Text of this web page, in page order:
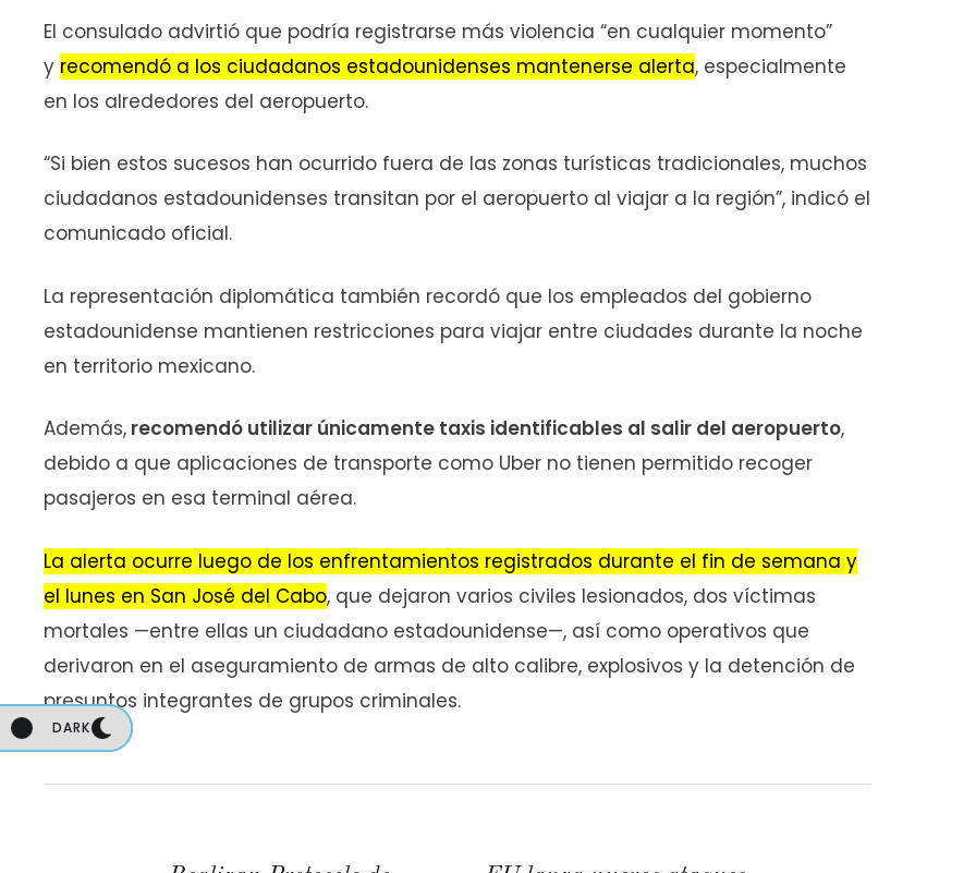
DARK
DARK
El consulado advirtió que podría registrarse más violencia “en cualquier momento”
y recomendó a los ciudadanos estadounidenses mantenerse alerta, especialmente
en los alrededores del aeropuerto.
“Si bien estos sucesos han ocurrido fuera de las zonas turísticas tradicionales, muchos
ciudadanos estadounidenses transitan por el aeropuerto al viajar a la región”, indicó el
comunicado oficial.
La representación diplomática también recordó que los empleados del gobierno
estadounidense mantienen restricciones para viajar entre ciudades durante la noche
en territorio mexicano.
Además, recomendó utilizar únicamente taxis identificables al salir del aeropuerto,
debido a que aplicaciones de transporte como Uber no tienen permitido recoger
pasajeros en esa terminal aérea.
La alerta ocurre luego de los enfrentamientos registrados durante el fin de semana y
el lunes en San José del Cabo, que dejaron varios civiles lesionados, dos víctimas
mortales —entre ellas un ciudadano estadounidense—, así como operativos que
derivaron en el aseguramiento de armas de alto calibre, explosivos y la detención de
presuntos integrantes de grupos criminales.